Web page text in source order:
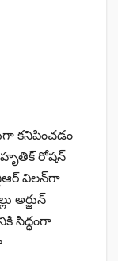
కనిపించడం
రోషన్
విలన్‌గా
అర్జున్
సిద్ధంగా